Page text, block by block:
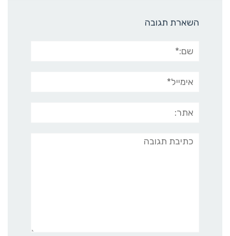
השארת תגובה
אימייל*
תגובה